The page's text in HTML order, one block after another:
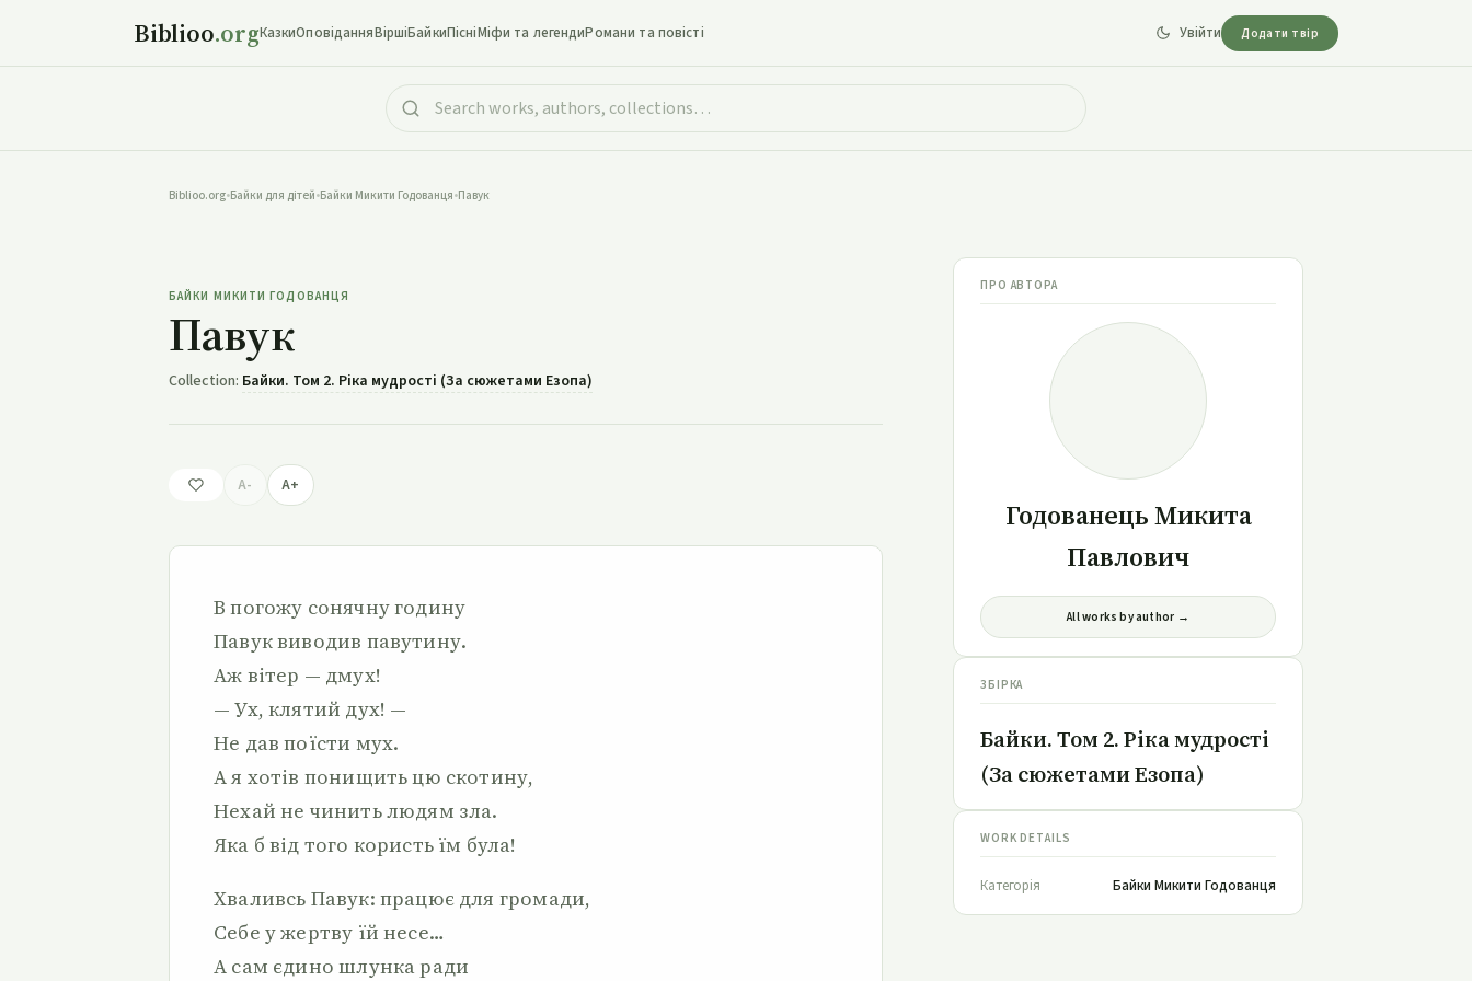
Biblioo.orgКазкиОповіданняВіршіБайкиПісніМіфи та легендиРомани та повісті Увійти Додати твір
Biblioo.org•Байки для дітей•Байки Микити Годованця•Павук
БАЙКИ МИКИТИ ГОДОВАНЦЯ
Павук
Collection: Байки. Том 2. Ріка мудрості (За сюжетами Езопа)
A- A+
В погожу сонячну годину
Павук виводив павутину.
Аж вітер — дмух!
— Ух, клятий дух! —
Не дав поїсти мух.
А я хотів понищить цю скотину,
Нехай не чинить людям зла.
Яка б від того користь їм була!
Хваливсь Павук: працює для громади,
Себе у жертву їй несе…
А сам єдино шлунка ради
ПРО АВТОРА
Годованець Микита
Павлович
All works by author →
ЗБІРКА
Байки. Том 2. Ріка мудрості
(За сюжетами Езопа)
WORK DETAILS
Категорія Байки Микити Годованця